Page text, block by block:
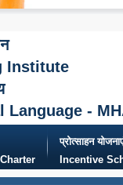
Institute
Language -
प्रोत्साहन
Incentive